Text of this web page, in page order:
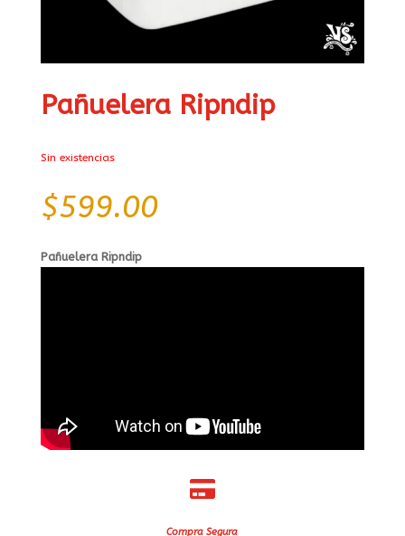
Pañuelera Ripndip
Sin existencias
$599.00
Pañuelera Ripndip

Compra Segura